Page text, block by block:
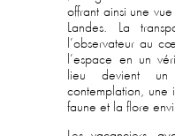
offrant ainsi une
Landes. La
l’observateur au
l’espace en un
lieu devient un
contemplation, une
faune et la flore